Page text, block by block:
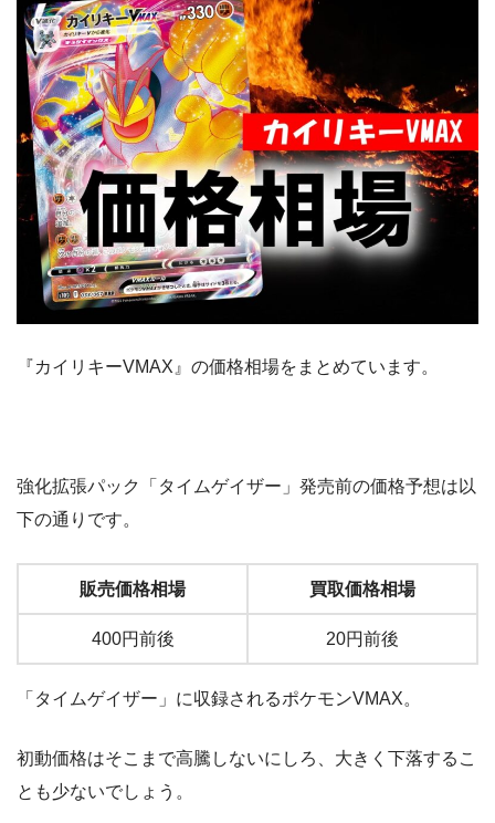
『カイリキーVMAX』の価格相場をまとめています。
強化拡張パック「タイムゲイザー」発売前の価格予想は以
下の通りです。
販売価格相場 買取価格相場
400円前後 20円前後
「タイムゲイザー」に収録されるポケモンVMAX。
初動価格はそこまで高騰しないにしろ、大きく下落するこ
とも少ないでしょう。